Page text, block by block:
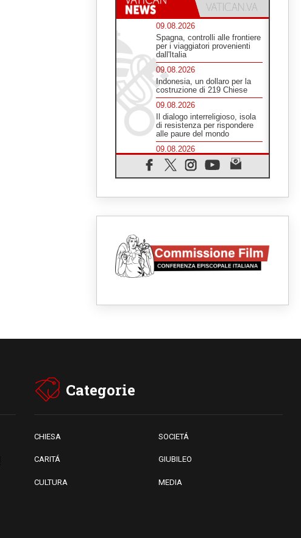
09.08.2026
Spagna, controlli alle frontiere
per i viaggiatori provenienti
dall'Italia
09.08.2026
Indonesia, un dollaro per la
costruzione di 219 Chiese
09.08.2026
Il dialogo interreligioso, isola
di resistenza per rispondere
alle paure del mondo
09.08.2026
In Ciad nasce la rete dei
media cattolici
Pozzuoli, la Chiesa in prima
Santuario della Madre del
Buon Consiglio di Genazzano
08.08.2026
comunicazione al servizio del
Categorie
CHIESA SOCIETÁ
CARITÁ GIUBILEO
CULTURA MEDIA